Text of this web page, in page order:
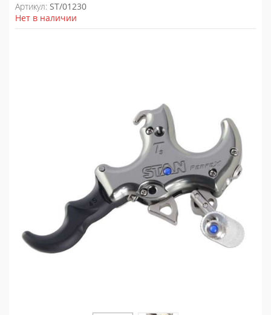
Артикул: ST/01230
Нет в наличии